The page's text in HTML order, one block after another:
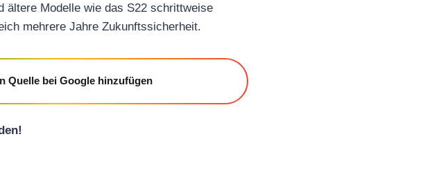
ältere Modelle wie das S22 schrittweise
mehrere Jahre Zukunftssicherheit.
Quelle bei Google hinzufügen